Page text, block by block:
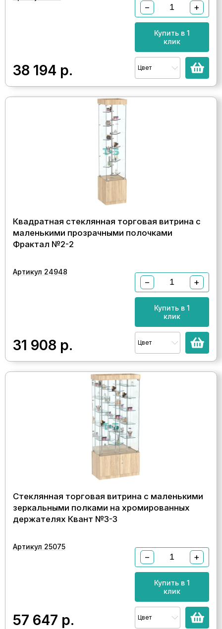
38 194 р.
− +
Купить в 1
клик
Цвет
Квадратная стеклянная торговая витрина с
маленькими прозрачными полочками
Фрактал №2-2
Артикул 24948
31 908 р.
− +
Купить в 1
клик
Цвет
Стеклянная торговая витрина с маленькими
зеркальными полками на хромированных
держателях Квант №3-3
Артикул 25075
57 647 р.
− +
Купить в 1
клик
Цвет